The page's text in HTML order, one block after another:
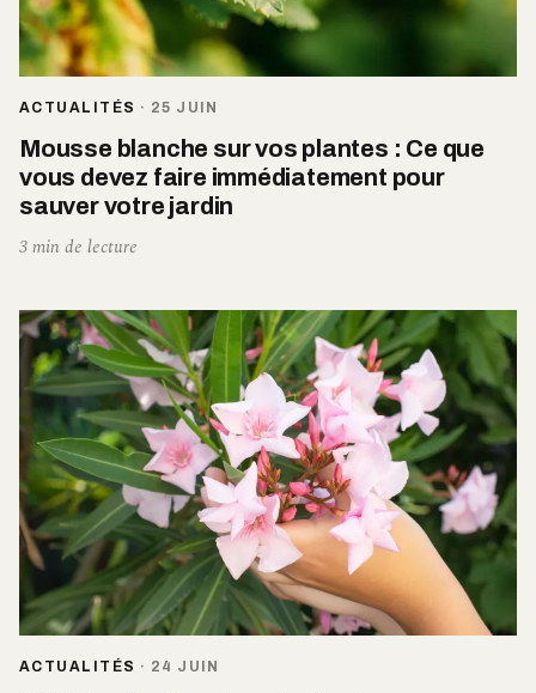
ACTUALITÉS · 25 JUIN
Mousse blanche sur vos plantes : Ce que
vous devez faire immédiatement pour
sauver votre jardin
3 min de lecture
ACTUALITÉS · 24 JUIN